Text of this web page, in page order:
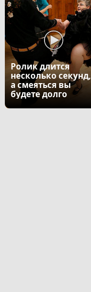
Ролик длится
несколько секунд,
а смеяться вы
будете долго